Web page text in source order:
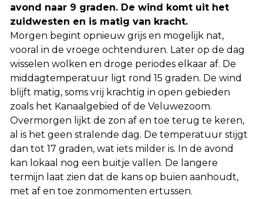
avond naar 9 graden. De wind komt uit het
zuidwesten en is matig van kracht.
Morgen begint opnieuw grijs en mogelijk nat,
vooral in de vroege ochtenduren. Later op de dag
wisselen wolken en droge periodes elkaar af. De
middagtemperatuur ligt rond 15 graden. De wind
blijft matig, soms vrij krachtig in open gebieden
zoals het Kanaalgebied of de Veluwezoom.
Overmorgen lijkt de zon af en toe terug te keren,
al is het geen stralende dag. De temperatuur stijgt
dan tot 17 graden, wat iets milder is. In de avond
kan lokaal nog een buitje vallen. De langere
termijn laat zien dat de kans op buien aanhoudt,
met af en toe zonmomenten ertussen.